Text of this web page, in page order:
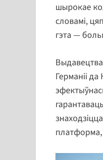
шырокае
словамі,
гэта —
Германіі
платформа,